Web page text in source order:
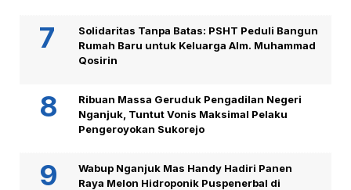
Solidaritas Tanpa Batas: PSHT Peduli Bangun
Rumah Baru untuk Keluarga Alm. Muhammad
Qosirin
Ribuan Massa Geruduk Pengadilan Negeri
Nganjuk, Tuntut Vonis Maksimal Pelaku
Pengeroyokan Sukorejo
Wabup Nganjuk Mas Handy Hadiri Panen
Raya Melon Hidroponik Puspenerbal di